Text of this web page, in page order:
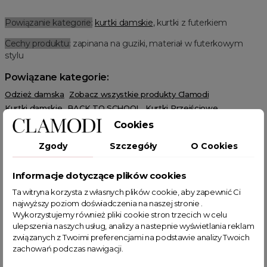
Powiązanie kategorie: kurtki damskie, kurtki z futerkiem
Cechy produktu: zapinana na guziki, materiał w futerkowym
stylu
Powiązane kategorie:
Odzież damska
Zobacz wszystkie produkty Clamodi
Kurtki damskie BACK TO SCHOOL Kurtki Przejściowe
Ramoneski
POWIĄZANE TAGI
kurtki jesienne krótka kurtka
klasyczna kurtka
kurtka na jesień
kożuch kożuch damski
Cookies
Zgody Szczegóły O Cookies
Informacje dotyczące plików cookies
Ta witryna korzysta z własnych plików cookie, aby zapewnić Ci
najwyższy poziom doświadczenia na naszej stronie .
Wykorzystujemy również pliki cookie stron trzecich w celu
ulepszenia naszych usług, analizy a nastepnie wyświetlania reklam
związanych z Twoimi preferencjami na podstawie analizy Twoich
zachowań podczas nawigacji.